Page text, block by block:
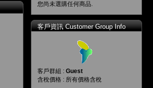
您尚未選購任何商品.
客戶資訊 Customer Group Info
客戶群組 : Guest
含稅價格 : 所有價格含稅